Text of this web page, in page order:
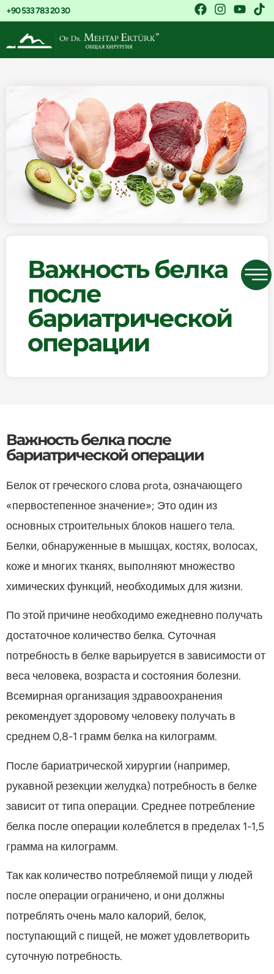
+90 533 783 20 30
Важность белка
после
бариатрической
операции
Важность белка после
бариатрической операции
Белок от греческого слова prota, означающего
«первостепенное значение»; Это один из
основных строительных блоков нашего тела.
Белки, обнаруженные в мышцах, костях, волосах,
коже и многих тканях, выполняют множество
химических функций, необходимых для жизни.
По этой причине необходимо ежедневно получать
достаточное количество белка. Суточная
потребность в белке варьируется в зависимости от
веса человека, возраста и состояния болезни.
Всемирная организация здравоохранения
рекомендует здоровому человеку получать в
среднем 0,8-1 грамм белка на килограмм.
После бариатрической хирургии (например,
рукавной резекции желудка) потребность в белке
зависит от типа операции. Среднее потребление
белка после операции колеблется в пределах 1-1,5
грамма на килограмм.
Так как количество потребляемой пищи у людей
после операции ограничено, и они должны
потреблять очень мало калорий, белок,
поступающий с пищей, не может удовлетворить
суточную потребность.